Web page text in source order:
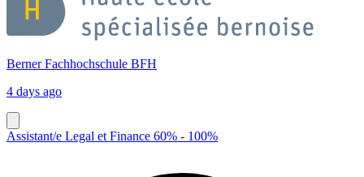
Berner Fachhochschule BFH
4 days ago
Assistant/e Legal et Finance 60% - 100%